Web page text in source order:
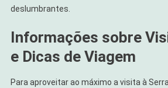
deslumbrantes.
Informações sobre
e Dicas de Viagem
Para aproveitar ao máximo a visita à